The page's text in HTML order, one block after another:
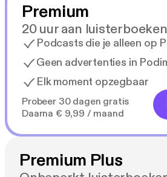
Premium
20 uur aan luisterboeken
Podcasts die je alleen op
Geen advertenties in
Elk moment opzegbaar
Probeer 30 dagen gratis
Daarna € 9,99 / maand
Premium Plus